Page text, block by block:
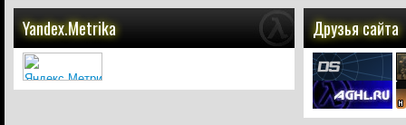
Yandex.Metrika Друзья сайта